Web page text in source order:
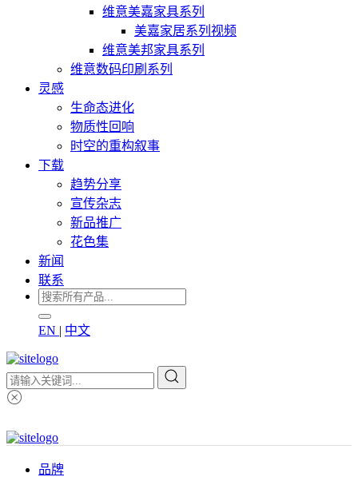
维意美嘉家具系列
美嘉家居系列视频
维意美邦家具系列
维意数码印刷系列
灵感
生命态进化
物质性回响
时空的重构叙事
下载
趋势分享
宣传杂志
新品推广
花色集
新闻
联系
EN | 中文
品牌